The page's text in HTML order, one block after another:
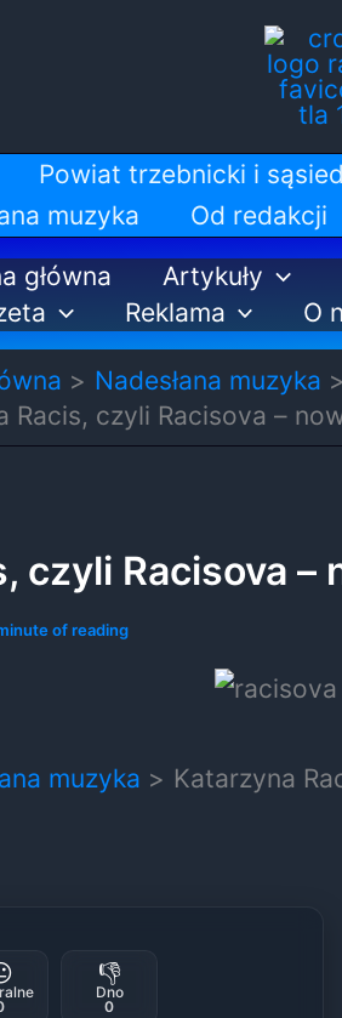
Powiat trzebnicki i
muzyka
Od redakcji
główna
Artykuły
Reklama O
Nadesłana muzyka
Racis, czyli Racisova –
czyli Racisova
of reading
muzyka Katarzyna
👎
Dno
0